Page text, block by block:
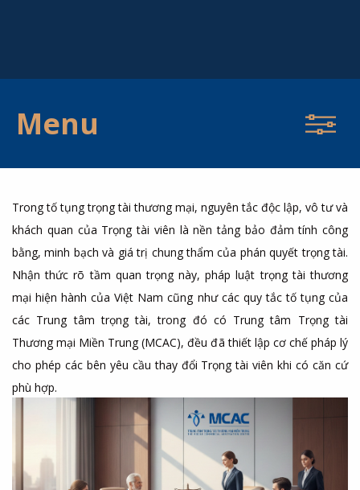
Menu
Trong tố tụng trọng tài thương mại, nguyên tắc độc lập, vô tư và
khách quan của Trọng tài viên là nền tảng bảo đảm tính công
bằng, minh bạch và giá trị chung thẩm của phán quyết trọng tài.
Nhận thức rõ tầm quan trọng này, pháp luật trọng tài thương
mại hiện hành của Việt Nam cũng như các quy tắc tố tụng của
các Trung tâm trọng tài, trong đó có Trung tâm Trọng tài
Thương mại Miền Trung (MCAC), đều đã thiết lập cơ chế pháp lý
cho phép các bên yêu cầu thay đổi Trọng tài viên khi có căn cứ
phù hợp.